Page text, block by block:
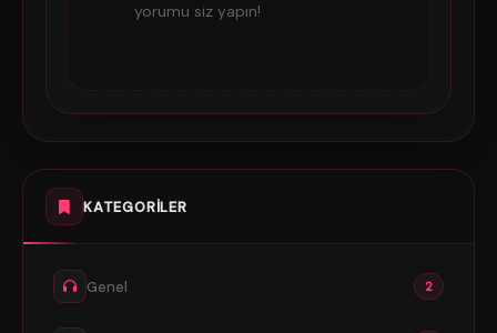
yorumu siz yapın!
KATEGORILER
Genel 2